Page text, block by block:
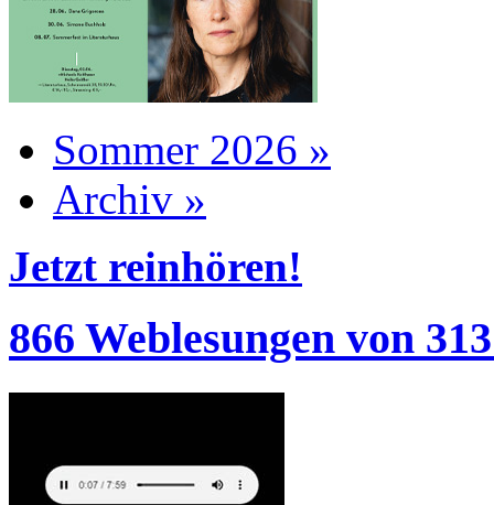
Sommer 2026 »
Archiv »
Jetzt reinhören!
866 Weblesungen von